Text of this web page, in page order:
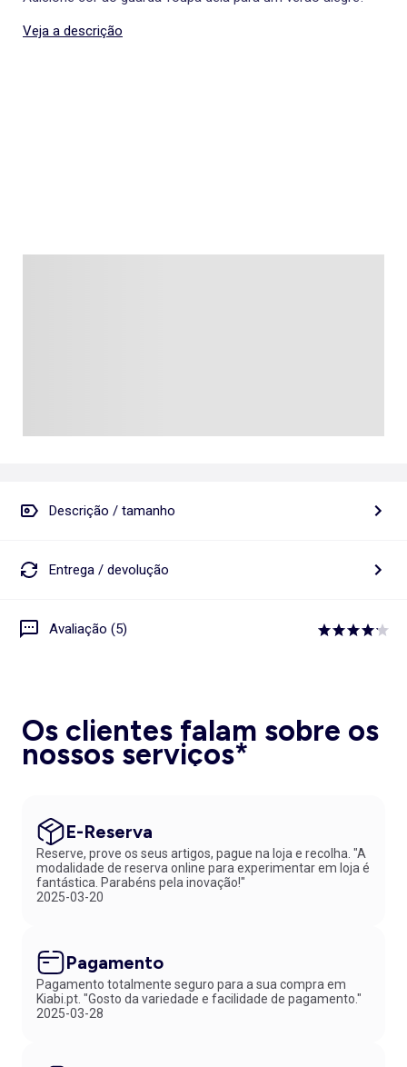
Veja a descrição
Descrição / tamanho
Entrega / devolução
Avaliação (5)
Os clientes falam sobre os
nossos serviços*
E-Reserva
Reserve, prove os seus artigos, pague na loja e recolha. "A
modalidade de reserva online para experimentar em loja é
fantástica. Parabéns pela inovação!"
2025-03-20
Pagamento
Pagamento totalmente seguro para a sua compra em
Kiabi.pt. "Gosto da variedade e facilidade de pagamento."
2025-03-28